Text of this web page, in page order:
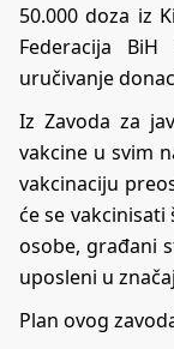
50.000 doza iz
Federacija
uručivanje
Iz Zavoda za
vakcine u svim
vakcinaciju
će se
osobe, građani
uposleni u
Plan ovog